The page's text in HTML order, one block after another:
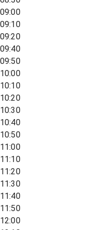
09:00
09:10
09:20
09:40
09:50
10:00
10:10
10:20
10:30
10:40
10:50
11:00
11:10
11:20
11:30
11:40
11:50
12:00